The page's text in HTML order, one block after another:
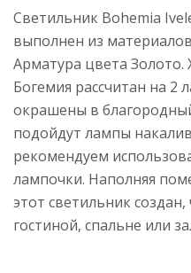
Светильник Bohemia
выполнен из
Арматура цвета Золото.
Богемия рассчитан на 2
окрашены в
подойдут лампы
рекомендуем
лампочки. Наполняя
этот светильник
гостиной, спальне или